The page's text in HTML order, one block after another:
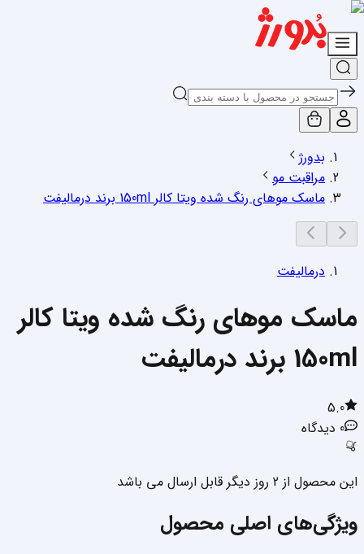
بدورژ
مراقبت مو
ماسک موهای رنگ شده ویتا کالر 150ml برند درمالیفت
درمالیفت
ماسک موهای رنگ شده ویتا کالر
150ml برند درمالیفت
5.0
0 دیدگاه
این محصول از 2 روز دیگر قابل ارسال می باشد
ویژگی‌های اصلی محصول